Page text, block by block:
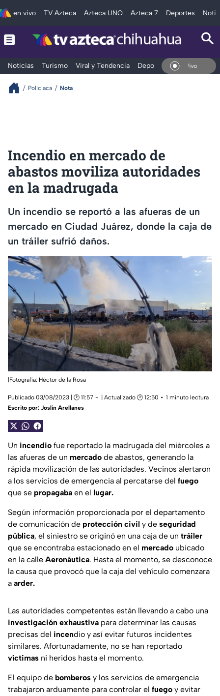
en vivo TV Azteca Azteca UNO Azteca 7 Deportes
Noticias Turismo Viral y Tendencia Deportes Espectáculos
En Vivo
Policiaca Nota
Incendio en mercado de
abastos moviliza autoridades
en la madrugada
Un incendio se reportó a las afueras de un
mercado en Ciudad Juárez, donde la caja de
un tráiler sufrió daños.
|Fotografía: Héctor de la Rosa
Publicado 03/08/2023 | 🕑 11:57 | Actualizado 🕑 12:50
1 minuto lectura
Escrito por: Joslin Arellanes
Un incendio fue reportado la madrugada del miércoles a
las afueras de un mercado de abastos, generando la
rápida movilización de las autoridades. Vecinos alertaron
a los servicios de emergencia al percatarse del fuego
que se propagaba en el lugar.
Según información proporcionada por el departamento
de comunicación de protección civil y de seguridad
pública, el siniestro se originó en una caja de un tráiler
que se encontraba estacionado en el mercado ubicado
en la calle Aeronáutica. Hasta el momento, se desconoce
la causa que provocó que la caja del vehículo comenzara
a arder.
Las autoridades competentes están llevando a cabo una
investigación exhaustiva para determinar las causas
precisas del incendio y así evitar futuros incidentes
similares. Afortunadamente, no se han reportado
víctimas ni heridos hasta el momento.
El equipo de bomberos y los servicios de emergencia
trabajaron arduamente para controlar el fuego y evitar